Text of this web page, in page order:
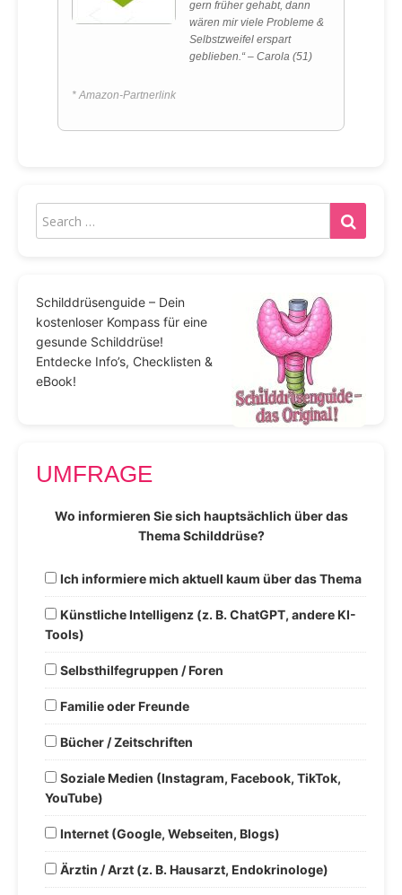
gern früher gehabt, dann
wären mir viele Probleme &
Selbstzweifel erspart
geblieben.“ – Carola (51)
* Amazon-Partnerlink
Schilddrüsenguide – Dein
kostenloser Kompass für eine
gesunde Schilddrüse!
Entdecke Info’s, Checklisten &
eBook!
UMFRAGE
Wo informieren Sie sich hauptsächlich über das
Thema Schilddrüse?
Ich informiere mich aktuell kaum über das Thema
Künstliche Intelligenz (z. B. ChatGPT, andere KI-
Tools)
Selbsthilfegruppen / Foren
Familie oder Freunde
Bücher / Zeitschriften
Soziale Medien (Instagram, Facebook, TikTok,
YouTube)
Internet (Google, Webseiten, Blogs)
Ärztin / Arzt (z. B. Hausarzt, Endokrinologe)